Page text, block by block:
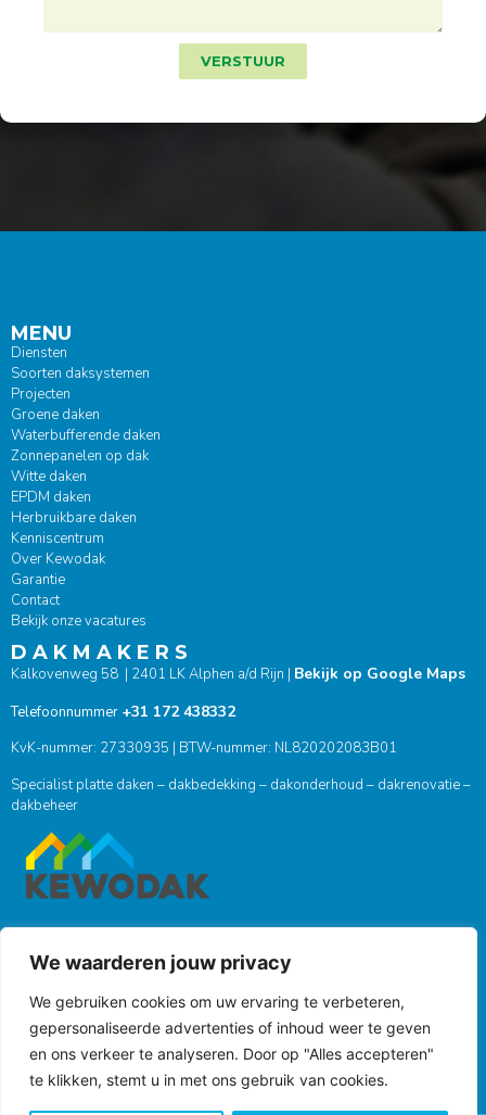
We waarderen jouw privacy
We gebruiken cookies om uw ervaring te verbeteren,
gepersonaliseerde advertenties of inhoud weer te geven
en ons verkeer te analyseren. Door op "Alles accepteren"
te klikken, stemt u in met ons gebruik van cookies.
VERSTUUR
MENU
Diensten
Soorten daksystemen
Projecten
Groene daken
Waterbufferende daken
Zonnepanelen op dak
Witte daken
EPDM daken
Herbruikbare daken
Kenniscentrum
Over Kewodak
Garantie
Contact
Bekijk onze vacatures
D A K M A K E R S
Kalkovenweg 58 | 2401 LK Alphen a/d Rijn | Bekijk op Google Maps
Telefoonnummer +31 172 438332
KvK-nummer: 27330935 | BTW-nummer: NL820202083B01
Specialist platte daken – dakbedekking – dakonderhoud – dakrenovatie –
dakbeheer
ONZE SOCIALS